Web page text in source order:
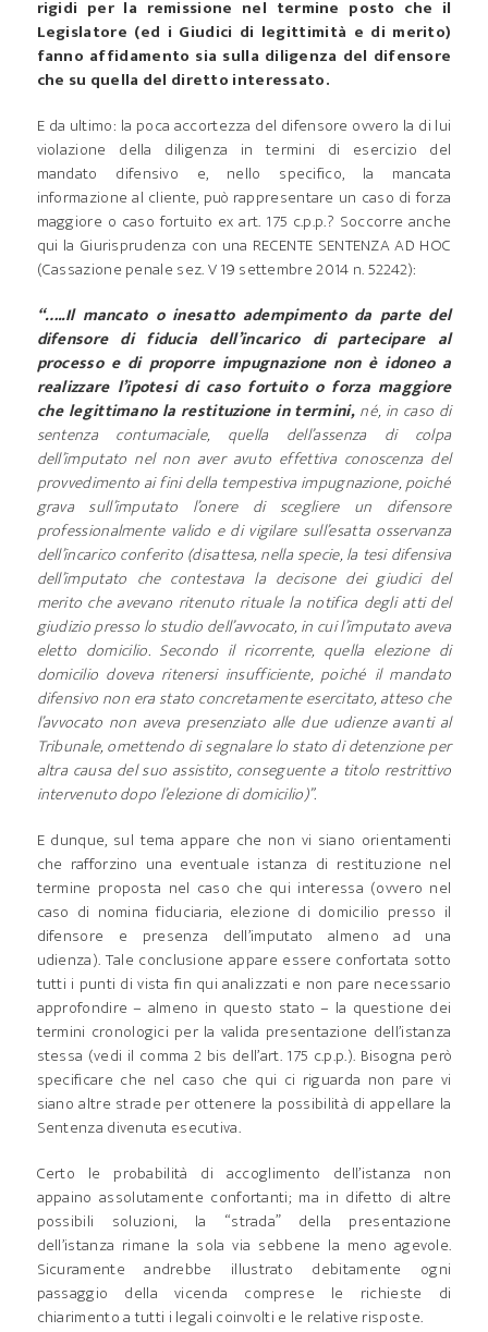
rigidi per la remissione nel termine posto che il
Legislatore (ed i Giudici di legittimità e di merito)
fanno affidamento sia sulla diligenza del difensore
che su quella del diretto interessato.
E da ultimo: la poca accortezza del difensore ovvero la di lui
violazione della diligenza in termini di esercizio del
mandato difensivo e, nello specifico, la mancata
informazione al cliente, può rappresentare un caso di forza
maggiore o caso fortuito ex art. 175 c.p.p.? Soccorre anche
qui la Giurisprudenza con una RECENTE SENTENZA AD HOC
(Cassazione penale sez. V 19 settembre 2014 n. 52242):
“…..Il mancato o inesatto adempimento da parte del
difensore di fiducia dell’incarico di partecipare al
processo e di proporre impugnazione non è idoneo a
realizzare l’ipotesi di caso fortuito o forza maggiore
che legittimano la restituzione in termini,né, in caso di
sentenza contumaciale, quella dell’assenza di colpa
dell’imputato nel non aver avuto effettiva conoscenza del
provvedimento ai fini della tempestiva impugnazione, poiché
grava sull’imputato l’onere di scegliere un difensore
professionalmente valido e di vigilare sull’esatta osservanza
dell’incarico conferito (disattesa, nella specie, la tesi difensiva
dell’imputato che contestava la decisone dei giudici del
merito che avevano ritenuto rituale la notifica degli atti del
giudizio presso lo studio dell’avvocato, in cui l’imputato aveva
eletto domicilio. Secondo il ricorrente, quella elezione di
domicilio doveva ritenersi insufficiente, poiché il mandato
difensivo non era stato concretamente esercitato, atteso che
l’avvocato non aveva presenziato alle due udienze avanti al
Tribunale, omettendo di segnalare lo stato di detenzione per
altra causa del suo assistito, conseguente a titolo restrittivo
intervenuto dopo l’elezione di domicilio)”.
E dunque, sul tema appare che non vi siano orientamenti
che rafforzino una eventuale istanza di restituzione nel
termine proposta nel caso che qui interessa (ovvero nel
caso di nomina fiduciaria, elezione di domicilio presso il
difensore e presenza dell’imputato almeno ad una
udienza). Tale conclusione appare essere confortata sotto
tutti i punti di vista fin qui analizzati e non pare necessario
approfondire – almeno in questo stato – la questione dei
termini cronologici per la valida presentazione dell’istanza
stessa (vedi il comma 2 bis dell’art. 175 c.p.p.). Bisogna però
specificare che nel caso che qui ci riguarda non pare vi
siano altre strade per ottenere la possibilità di appellare la
Sentenza divenuta esecutiva.
Certo le probabilità di accoglimento dell’istanza non
appaino assolutamente confortanti; ma in difetto di altre
possibili soluzioni, la “strada” della presentazione
dell’istanza rimane la sola via sebbene la meno agevole.
Sicuramente andrebbe illustrato debitamente ogni
passaggio della vicenda comprese le richieste di
chiarimento a tutti i legali coinvolti e le relative risposte.